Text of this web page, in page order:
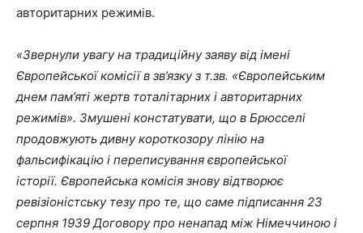
авторитарних режимів.
«Звернули увагу на традиційну заяву від імені
Європейської комісії в зв’язку з т.зв. «Європейським
днем ​​пам’яті жертв тоталітарних і авторитарних
режимів». Змушені констатувати, що в Брюсселі
продовжують дивну короткозору лінію на
фальсифікацію і переписування європейської
історії. Європейська комісія знову відтворює
ревізіоністську тезу про те, що саме підписання 23
серпня 1939 Договору про ненапад між Німеччиною і